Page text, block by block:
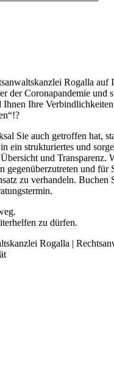
Rogalla auf
der Coronapandemie und
Ihnen Ihre
Sie auch getroffen hat,
ein strukturiertes und
und Transparenz.
gegenüberzutreten und für
zu verhandeln. Buchen
zu dürfen.
Rogalla |